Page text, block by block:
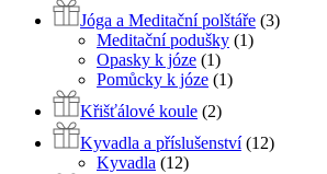
Jóga a Meditační polštáře (3)
Meditační podušky (1)
Opasky k józe (1)
Pomůcky k józe (1)
Křišťálové koule (2)
Kyvadla a příslušenství (12)
Kyvadla (12)